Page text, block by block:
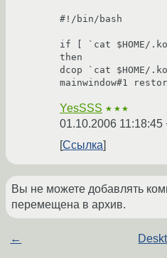
#!/bin/bash
if [ `cat $HOME/
then
dcop `cat $HOME/
YesSSS ★★★
01.10.2006 11:18:45
Ссылка
Вы не можете добавлять
перемещена в архив.
←